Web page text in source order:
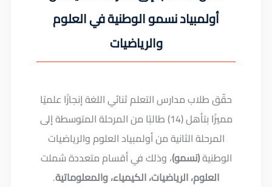
أولمبياد نسمو الوطنية في العلوم
والرياضيات
حقّق طلاب مدارس التعلم ثنائي اللغة إنجازًا علميًا
مميزًا بتأهل (14) طالبًا من المرحلة المتوسطة إلى
المرحلة الثانية من أولمبياد العلوم والرياضيات
الوطنية(نسمو)، وذلك في أقسام متعددة شملت
العلوم، الرياضيات، الكيمياء، والمعلوماتية.